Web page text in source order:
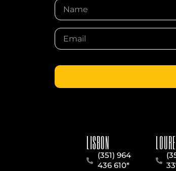
LISBON
(351) 964
436 610*